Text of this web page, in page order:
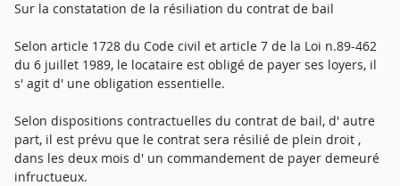
Sur la constatation de la résiliation du contrat de bail
Selon article 1728 du Code civil et article 7 de la Loi n.89-462
du 6 juillet 1989, le locataire est obligé de payer ses loyers, il
s' agit d' une obligation essentielle.
Selon dispositions contractuelles du contrat de bail, d' autre
part, il est prévu que le contrat sera résilié de plein droit ,
dans les deux mois d' un commandement de payer demeuré
infructueux.